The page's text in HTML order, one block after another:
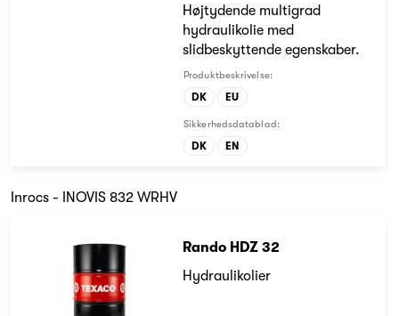
Højtydende multigrad
hydraulikolie med
slidbeskyttende egenskaber.
Produktbeskrivelse:
DK EU
Sikkerhedsdatablad:
DK EN
Inrocs - INOVIS 832 WRHV
Rando HDZ 32
Hydraulikolier